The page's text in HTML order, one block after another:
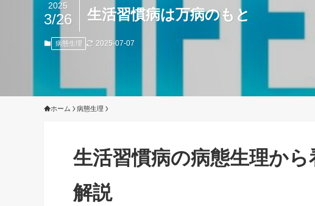
生活習慣病は万病のもと
2025
3/26
病態生理 2025-07-07
ホーム 病態生理
生活習慣病の病態生理か
解説